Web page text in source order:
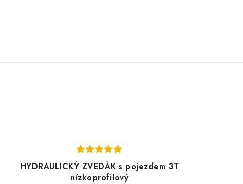
HYDRAULICKÝ ZVEDÁK s pojezdem 3T
nízkoprofilový